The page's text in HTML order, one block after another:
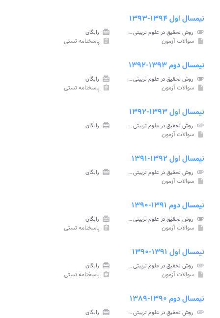
نیمسال اول ۱۳۹۴-۱۳۹۳
attachment روش تحقیق در علوم تربیتی پیام نور card_giftcard رایگان
insert_drive_file سوالات آزمون assignment پاسخنامه تستی
نیمسال دوم ۱۳۹۳-۱۳۹۲
attachment روش تحقیق در علوم تربیتی پیام نور card_giftcard رایگان
insert_drive_file سوالات آزمون assignment پاسخنامه تستی
نیمسال اول ۱۳۹۳-۱۳۹۲
attachment روش تحقیق در علوم تربیتی پیام نور card_giftcard رایگان
insert_drive_file سوالات آزمون
نیمسال اول ۱۳۹۲-۱۳۹۱
attachment روش تحقیق در علوم تربیتی پیام نور card_giftcard رایگان
insert_drive_file سوالات آزمون
نیمسال دوم ۱۳۹۱-۱۳۹۰
attachment روش تحقیق در علوم تربیتی پیام نور card_giftcard رایگان
insert_drive_file سوالات آزمون assignment پاسخنامه تستی
نیمسال اول ۱۳۹۱-۱۳۹۰
attachment روش تحقیق در علوم تربیتی پیام نور card_giftcard رایگان
insert_drive_file سوالات آزمون assignment پاسخنامه تستی
نیمسال دوم ۱۳۹۰-۱۳۸۹
attachment روش تحقیق در علوم تربیتی پیام نور card_giftcard رایگان